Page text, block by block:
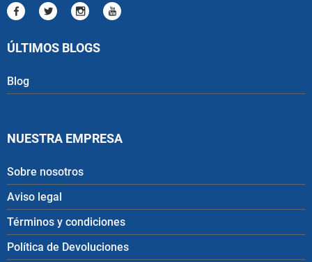
ÚLTIMOS BLOGS
Blog
NUESTRA EMPRESA
Sobre nosotros
Aviso legal
Términos y condiciones
Política de Devoluciones